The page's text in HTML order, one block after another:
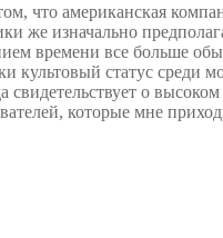
что американская
же изначально
времени все больше
статус среди
о высоком
которые мне